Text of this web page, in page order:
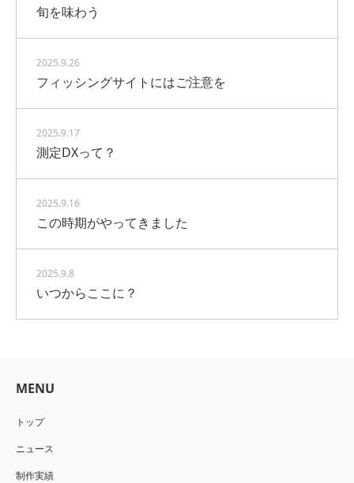
旬を味わう
2025.9.26
フィッシングサイトにはご注意を
2025.9.17
測定DXって？
2025.9.16
この時期がやってきました
2025.9.8
いつからここに？
MENU
トップ
ニュース
制作実績